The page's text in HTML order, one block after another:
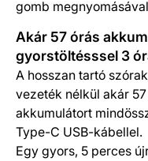
gomb
Akár 57 órás
gyorstöltésssel 3
A hosszan tartó
vezeték nélkül akár
akkumulátort
Type-C USB-kábellel.
Egy gyors, 5 perces